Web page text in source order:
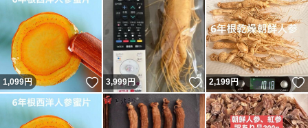
1,099円 いいね！
3,999円 いいね！
2,199円